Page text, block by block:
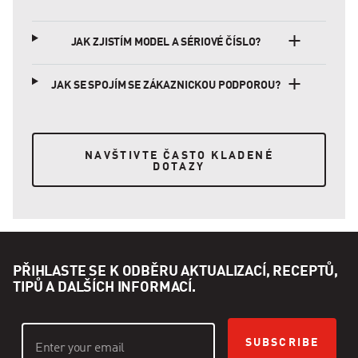
JAK ZJISTÍM MODEL A SÉRIOVÉ ČÍSLO?
JAK SE SPOJÍM SE ZÁKAZNICKOU PODPOROU?
NAVŠTIVTE ČASTO KLADENÉ DOTAZY
NAVŠTIVTE ČASTO KLADENÉ
DOTAZY
PŘIHLASTE SE K ODBĚRU AKTUALIZACÍ, RECEPTŮ,
TIPŮ A DALŠÍCH INFORMACÍ.
SUBSCRIBE